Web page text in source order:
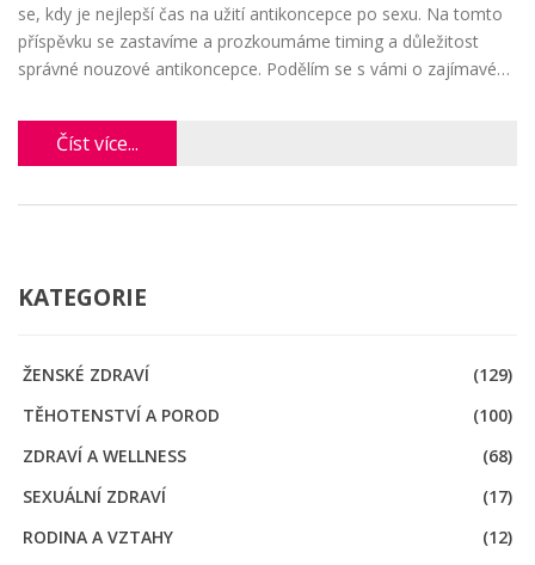
se, kdy je nejlepší čas na užití antikoncepce po sexu. Na tomto
příspěvku se zastavíme a prozkoumáme timing a důležitost
správné nouzové antikoncepce. Podělím se s vámi o zajímavé
rozhodnutí. Připravte se na užitečné a otevřené diskuse o
sexuálním zdraví.
Číst více...
KATEGORIE
ŽENSKÉ ZDRAVÍ
(129)
TĚHOTENSTVÍ A POROD
(100)
ZDRAVÍ A WELLNESS
(68)
SEXUÁLNÍ ZDRAVÍ
(17)
RODINA A VZTAHY
(12)